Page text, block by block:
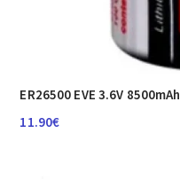
ER26500 EVE 3.6V 8500mAh
11.90€